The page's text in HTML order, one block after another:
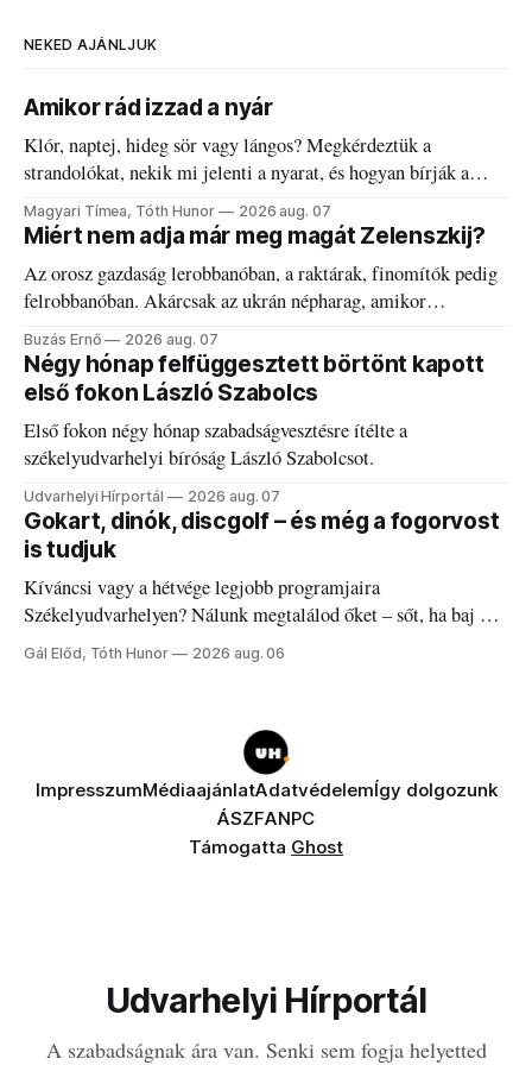
NEKED AJÁNLJUK
Amikor rád izzad a nyár
Klór, naptej, hideg sör vagy lángos? Megkérdeztük a
strandolókat, nekik mi jelenti a nyarat, és hogyan bírják a
kánikulát.
Magyari Tímea, Tóth Hunor 2026 aug. 07
Miért nem adja már meg magát Zelenszkij?
Az orosz gazdaság lerobbanóban, a raktárak, finomítók pedig
felrobbanóban. Akárcsak az ukrán népharag, amikor
elégedetlen vezetőivel.
Buzás Ernő 2026 aug. 07
Négy hónap felfüggesztett börtönt kapott
első fokon László Szabolcs
Első fokon négy hónap szabadságvesztésre ítélte a
székelyudvarhelyi bíróság László Szabolcsot.
Udvarhelyi Hírportál 2026 aug. 07
Gokart, dinók, discgolf – és még a fogorvost
is tudjuk
Kíváncsi vagy a hétvége legjobb programjaira
Székelyudvarhelyen? Nálunk megtalálod őket – sőt, ha baj van
a fogaddal, a fogorvosi ügyeletet is!
Gál Előd, Tóth Hunor 2026 aug. 06
ImpresszumMédiaajánlatAdatvédelemÍgy dolgozunk
ÁSZFANPC
Támogatta Ghost
Udvarhelyi Hírportál
A szabadságnak ára van. Senki sem fogja helyetted